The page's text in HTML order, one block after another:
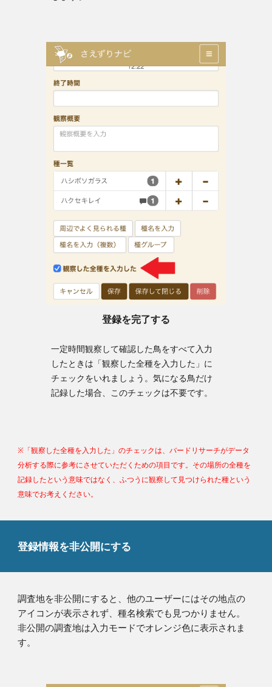
登録を完了する
一定時間観察して確認した鳥をすべて入力
したときは「観察した全種を入力した」に
チェックをいれましょう。気になる鳥だけ
記録した場合、このチェックは不要です。
※ 「観察した全種を入力した」のチェックは、バードリサーチがデータ
分析する際に参考にさせていただくための項目です。 その場所の全種を
記録したという意味ではなく、ふつうに観察して見つけられた種という
意味でお考えください。
登録情報を非公開にする
調査地を非公開にすると、他のユーザーにはその地点の
アイコンが表示されず、種名検索でも見つかりません。
非公開の調査地は入力モードでオレンジ色に表示されま
す。